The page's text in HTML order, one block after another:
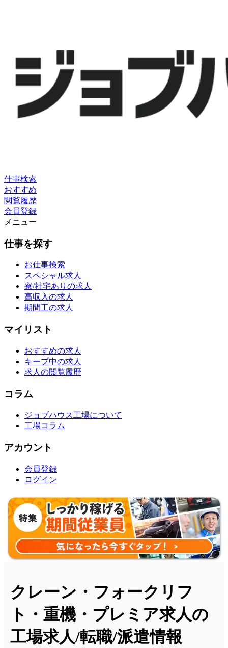
仕事検索
おすすめ
閲覧履歴
会員登録
メニュー
仕事を探す
お仕事検索
スペシャル求人
寮/社宅ありの求人
高収入の求人
期間工の求人
マイリスト
おすすめの求人
キープ中の求人
求人の閲覧履歴
コラム
ジョブハウス工場について
工場コラム
アカウント
会員登録
ログイン
クレーン・フォークリフ
ト・重機・プレミア求人の
工場求人/転職/派遣情報